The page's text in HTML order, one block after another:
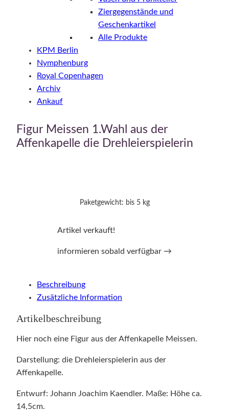
Ziergegenstände und
Geschenkartikel
Alle Produkte
KPM Berlin
Nymphenburg
Royal Copenhagen
Archiv
Ankauf
Figur Meissen 1.Wahl aus der
Affenkapelle die Drehleierspielerin
Paketgewicht: bis 5 kg
Artikel verkauft!
informieren sobald verfügbar →
Beschreibung
Zusätzliche Information
Artikelbeschreibung
Hier noch eine Figur aus der Affenkapelle Meissen.
Darstellung: die Drehleierspielerin aus der
Affenkapelle.
Entwurf: Johann Joachim Kaendler. Maße: Höhe ca.
14,5cm.